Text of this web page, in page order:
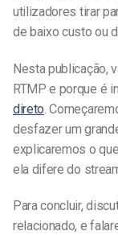
utilizadores tirar
de baixo custo ou
Nesta publicação,
RTMP e porque é
direto .
desfazer um
explicaremos o
ela difere do
Para concluir,
relacionado, e